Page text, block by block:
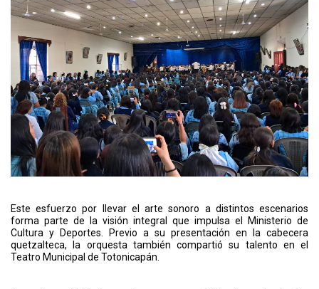
Este esfuerzo por llevar el arte sonoro a distintos escenarios
forma parte de la visión integral que impulsa el Ministerio de
Cultura y Deportes. Previo a su presentación en la cabecera
quetzalteca, la orquesta también compartió su talento en el
Teatro Municipal de Totonicapán.